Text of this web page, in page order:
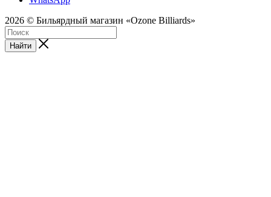
2026 © Бильярдный магазин «Ozone Billiards»
Найти